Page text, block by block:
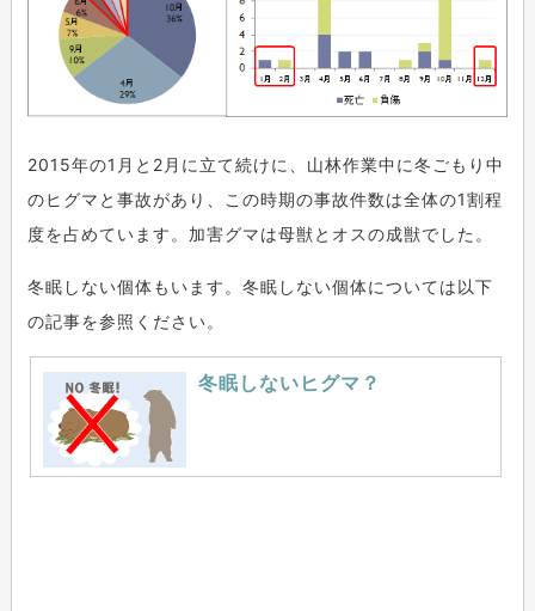
2015年の1月と2月に立て続けに、山林作業中に冬ごもり中
のヒグマと事故があり、この時期の事故件数は全体の1割程
度を占めています。加害グマは母獣とオスの成獣でした。
冬眠しない個体もいます。冬眠しない個体については以下
の記事を参照ください。
冬眠しないヒグマ？